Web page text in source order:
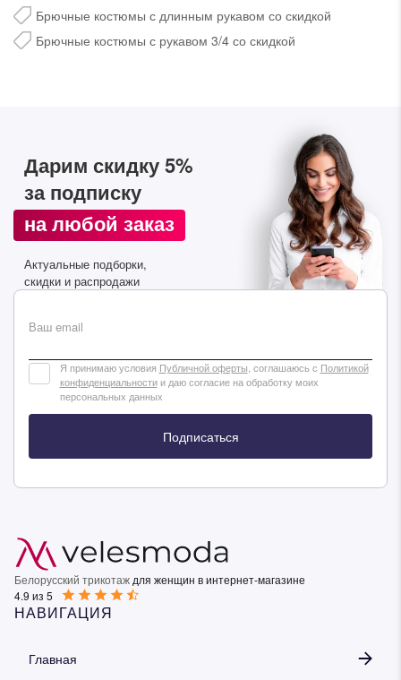
Брючные костюмы с длинным рукавом со скидкой
Брючные костюмы с рукавом 3/4 со скидкой
Дарим скидку 5%
за подписку
на любой заказ
Актуальные подборки,
скидки и распродажи
Ваш email
Я принимаю условия Публичной оферты , соглашаюсь с Политикой
конфиденциальностии даю согласие на обработку моих
персональных данных
Подписаться
Белорусский трикотаж для женщин в интернет-магазине
4.9 из 5
НАВИГАЦИЯ
Главная
Дарим скидку 5%
за подписку на наш
телеграм-канал
Стильные подборки, эксклюзивные акции и горячие
распродажи в удобном формате